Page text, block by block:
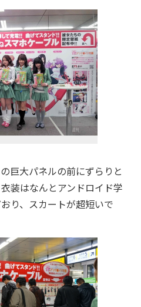
巨大パネルの前にずらりと
装はなんとアンドロイド学
り、スカートが超短いで